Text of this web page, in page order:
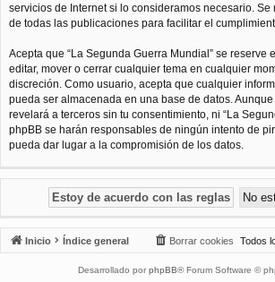
servicios de Internet si lo consideramos necesario. Se
de todas las publicaciones para facilitar el
Acepta que “La Segunda Guerra Mundial” se reserve
editar, mover o cerrar cualquier tema en cualquier
discreción. Como usuario, acepta que cualquier
pueda ser almacenada en una base de datos.
revelará a terceros sin tu consentimiento, ni “La
phpBB se harán responsables de ningún intento de
pueda dar lugar a la compromisión de los datos.
Inicio Índice general Todos
Borrar cookies
Desarrollado por phpBB® Forum Software ©